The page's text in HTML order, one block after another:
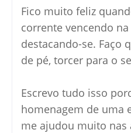
Fico muito feliz
corrente vencendo
destacando-se. Faço
de pé, torcer para o
Escrevo tudo isso
homenagem de uma
me ajudou muito nas